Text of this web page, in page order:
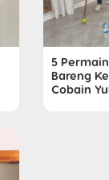
5
Bareng
Cobain